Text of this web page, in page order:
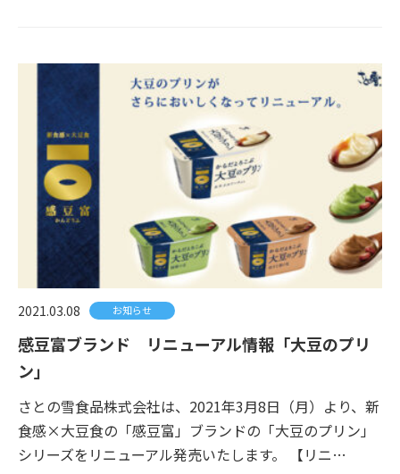
2021.03.08 お知らせ
感豆富ブランド リニューアル情報「大豆のプリ
ン」
さとの雪食品株式会社は、2021年3月8日（月）より、新
食感×大豆食の「感豆富」ブランドの「大豆のプリン」
シリーズをリニューアル発売いたします。 【リニ…